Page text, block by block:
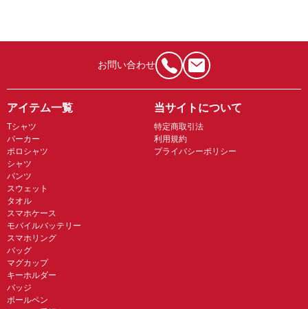
お問い合わせ
アイテム一覧
Tシャツ
パーカー
ポロシャツ
シャツ
パンツ
スウェット
タオル
スマホケース
モバイルバッテリー
スマホリング
バッグ
マグカップ
キーホルダー
バッジ
ボールペン
当サイトについて
特定商取引法
利用規約
プライバシーポリシー